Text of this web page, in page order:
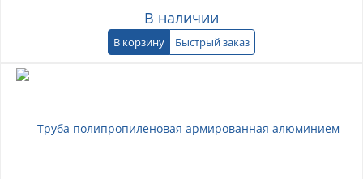
В наличии
В корзину Быстрый заказ